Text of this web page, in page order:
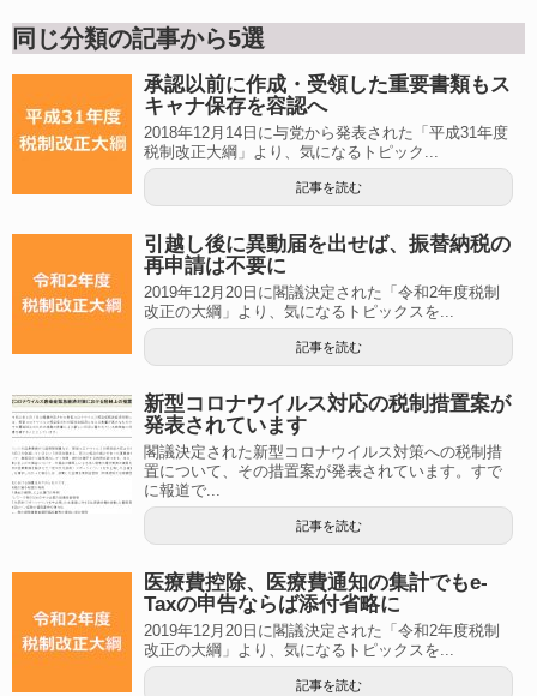
同じ分類の記事から5選
承認以前に作成・受領した重要書類もス
キャナ保存を容認へ
2018年12月14日に与党から発表された「平成31年度
税制改正大綱」より、気になるトピック...
記事を読む
引越し後に異動届を出せば、振替納税の
再申請は不要に
2019年12月20日に閣議決定された「令和2年度税制
改正の大綱」より、気になるトピックスを...
記事を読む
新型コロナウイルス対応の税制措置案が
発表されています
閣議決定された新型コロナウイルス対策への税制措
置について、その措置案が発表されています。すで
に報道で...
記事を読む
医療費控除、医療費通知の集計でもe-
Taxの申告ならば添付省略に
2019年12月20日に閣議決定された「令和2年度税制
改正の大綱」より、気になるトピックスを...
記事を読む